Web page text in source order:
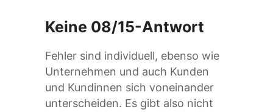
Keine 08/15-Antwort
Fehler sind individuell, ebenso wie
Unternehmen und auch Kunden
und Kundinnen sich voneinander
unterscheiden. Es gibt also nicht